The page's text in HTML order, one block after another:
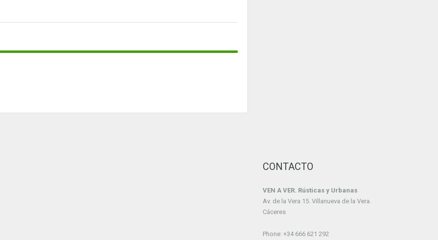
CONTACTO
VEN A VER. Rústicas y Urbanas
Av. de la Vera 15. Villanueva de la Vera.
Cáceres
Phone: +34 666 621 292